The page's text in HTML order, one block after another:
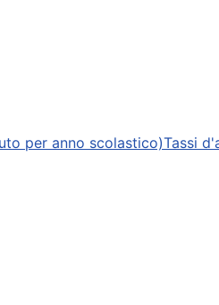
per anno scolastico)Tassi